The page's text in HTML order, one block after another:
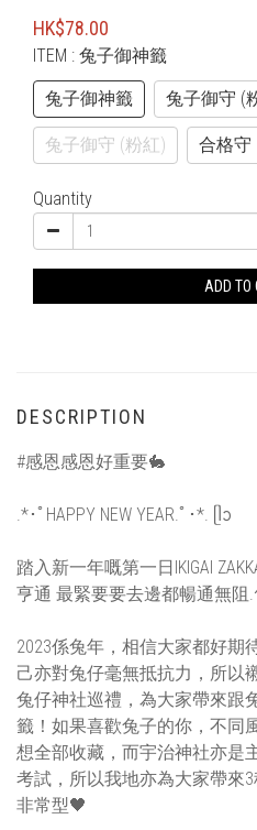
HK$78.00
ITEM : 兔子御神籤
兔子御神籤 兔子御守 (
兔子御守 (粉紅) 合格守
Quantity
ADD TO
DESCRIPTION
#感恩感恩好重要🐇
.*･ﾟHAPPY NEW YEAR.ﾟ･*. ᥫᩣ
踏入新一年嘅第一日IKIGAI
亨通 最緊要要去邊都暢通無阻
2023係兔年，相信大家都好期
己亦對兔仔毫無抵抗力，所以
兔仔神社巡禮，為大家帶來跟
籤！如果喜歡兔子的你，不同
想全部收藏，而宇治神社亦是
考試，所以我地亦為大家帶來
非常型🖤